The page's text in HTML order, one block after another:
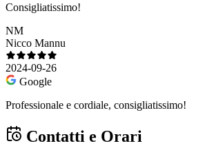
Consigliatissimo!
NM
Nicco Mannu
2024-09-26
Google
Professionale e cordiale, consigliatissimo!
Contatti e Orari